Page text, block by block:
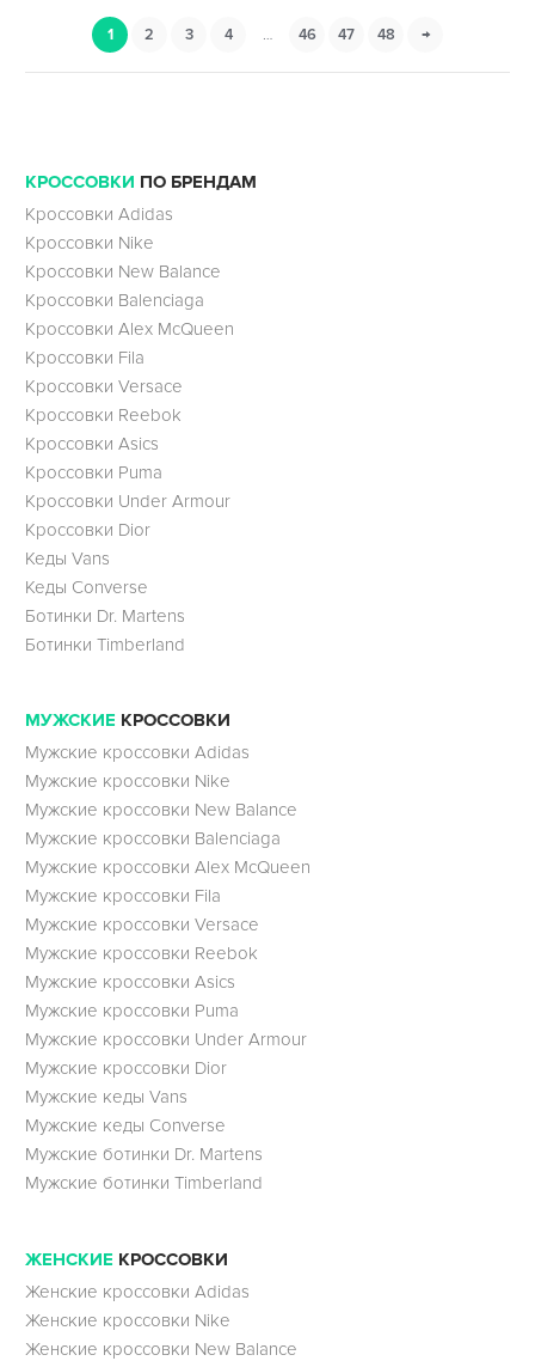
1 2 3 4 … 46 47 48 →
КРОССОВКИ ПО БРЕНДАМ
Кроссовки Adidas
Кроссовки Nike
Кроссовки New Balance
Кроссовки Balenciaga
Кроссовки Alex McQueen
Кроссовки Fila
Кроссовки Versace
Кроссовки Reebok
Кроссовки Asics
Кроссовки Puma
Кроссовки Under Armour
Кроссовки Dior
Кеды Vans
Кеды Converse
Ботинки Dr. Martens
Ботинки Timberland
МУЖСКИЕ КРОССОВКИ
Мужские кроссовки Adidas
Мужские кроссовки Nike
Мужские кроссовки New Balance
Мужские кроссовки Balenciaga
Мужские кроссовки Alex McQueen
Мужские кроссовки Fila
Мужские кроссовки Versace
Мужские кроссовки Reebok
Мужские кроссовки Asics
Мужские кроссовки Puma
Мужские кроссовки Under Armour
Мужские кроссовки Dior
Мужские кеды Vans
Мужские кеды Converse
Мужские ботинки Dr. Martens
Мужские ботинки Timberland
ЖЕНСКИЕ КРОССОВКИ
Женские кроссовки Adidas
Женские кроссовки Nike
Женские кроссовки New Balance